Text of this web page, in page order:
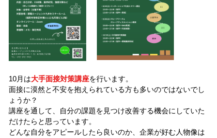
10月は大手面接対策講座を行います。
面接に漠然と不安を抱えられている方も多いのではないでし
ょうか？
講座を通して、自分の課題を見つけ改善する機会にしていた
だけたらと思っています。
どんな自分をアピールしたら良いのか、企業が好む人物像は